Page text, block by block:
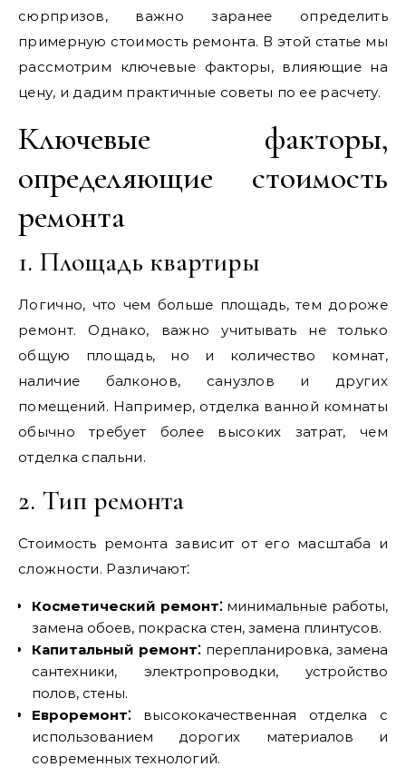
сюрпризов‚ важно заранее определить
примерную стоимость ремонта. В этой статье мы
рассмотрим ключевые факторы‚ влияющие на
цену‚ и дадим практичные советы по ее расчету.
Ключевые факторы‚
определяющие стоимость
ремонта
1. Площадь квартиры
Логично‚ что чем больше площадь‚ тем дороже
ремонт. Однако‚ важно учитывать не только
общую площадь‚ но и количество комнат‚
наличие балконов‚ санузлов и других
помещений. Например‚ отделка ванной комнаты
обычно требует более высоких затрат‚ чем
отделка спальни.
2. Тип ремонта
Стоимость ремонта зависит от его масштаба и
сложности. Различают⁚
Косметический ремонт⁚ минимальные работы‚
замена обоев‚ покраска стен‚ замена плинтусов.
Капитальный ремонт⁚ перепланировка‚ замена
сантехники‚ электропроводки‚ устройство
полов‚ стены.
Евроремонт⁚ высококачественная отделка с
использованием дорогих материалов и
современных технологий.